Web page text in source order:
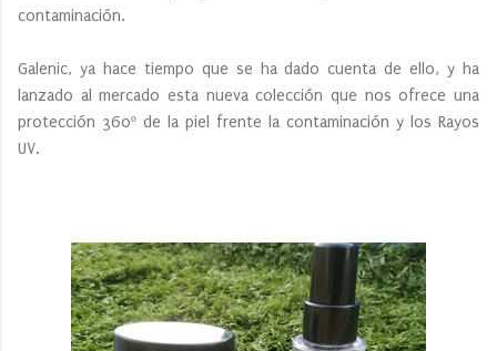
contaminación.
Galenic, ya hace tiempo que se ha dado cuenta de ello, y ha
lanzado al mercado esta nueva colección que nos ofrece una
protección 360º de la piel frente la contaminación y los Rayos
UV.